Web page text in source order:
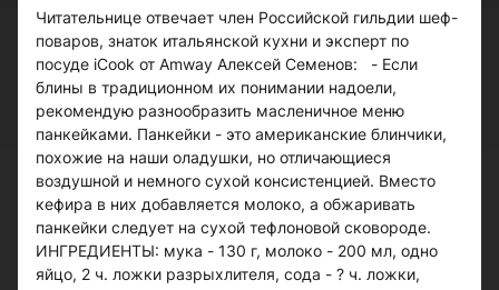
Читательнице отвечает член Российской гильдии шеф-
поваров, знаток итальянской кухни и эксперт по
посуде iCook от Amwаy Алексей Семенов: - Если
блины в традиционном их понимании надоели,
рекомендую разнообразить масленичное меню
панкейками. Панкейки - это американские блинчики,
похожие на наши оладушки, но отличающиеся
воздушной и немного сухой консистенцией. Вместо
кефира в них добавляется молоко, а обжаривать
панкейки следует на сухой тефлоновой сковороде.
ИНГРЕДИЕНТЫ: мука - 130 г, молоко - 200 мл, одно
яйцо, 2 ч. ложки разрыхлителя, сода - ? ч. ложки,